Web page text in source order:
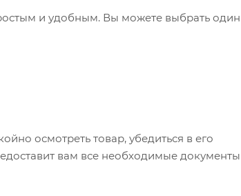
и удобным. Вы можете выбрать
осмотреть товар, убедиться в его
вам все необходимые